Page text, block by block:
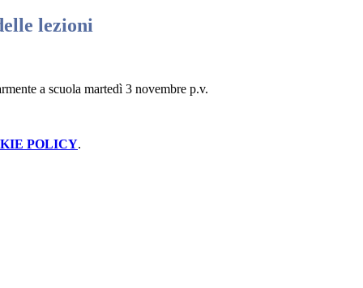
lezioni
a scuola martedì 3 novembre p.v.
POLICY.